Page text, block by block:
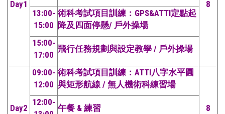
Day1 8
13:00-
15:00
術科考試項目訓練：GPS&ATTI定點起
降及四面停懸/ 戶外操場
15:00-
17:00
飛行任務規劃與設定教學 / 戶外操場
Day2
09:00-
12:00
術科考試項目訓練：ATTI八字水平圓
與矩形航線 / 無人機術科練習場
8
12:00-
午餐 & 練習